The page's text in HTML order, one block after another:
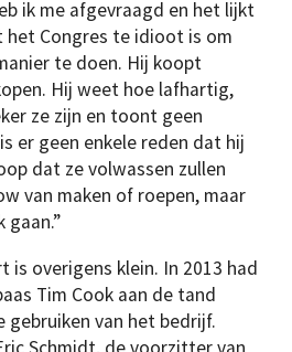
ik me afgevraagd en het lijkt
Congres te idioot is om
te doen. Hij koopt
Hij weet hoe lafhartig,
ze zijn en toont geen
er geen enkele reden dat hij
dat ze volwassen zullen
van maken of roepen, maar
is overigens klein. In 2013 had
Tim Cook aan de tand
gebruiken van het bedrijf.